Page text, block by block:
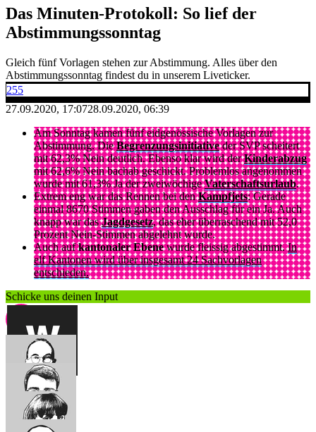
Das Minuten-Protokoll: So lief der
Abstimmungssonntag
Gleich fünf Vorlagen stehen zur Abstimmung. Alles über den
Abstimmungssonntag findest du in unserem Liveticker.
255
27.09.2020, 17:0728.09.2020, 06:39
Am Sonntag kamen fünf eidgenössische Vorlagen zur
Abstimmung. DieBegrenzungsinitiativeder SVP scheitert
mit 62,3% Nein deutlich. Ebenso klar wird derKinderabzug
mit 62,6% Nein bachab geschickt. Problemlos angenommen
wurde mit 61,3% Ja der zweiwöchigeVaterschaftsurlaub.
Extrem eng war das Rennen bei denKampfjets: Gerade
einmal 8670 Stimmen gaben den Ausschlag für ein Ja. Auch
knapp war dasJagdgesetz, das eher überraschend mit 52,0
Prozent Nein-Stimmen abgelehnt wurde.
Auch aufkantonaler Ebenewurde fleissig abgestimmt.In
elf Kantonen wird über insgesamt 24 Sachvorlagen
entschieden.
Schicke uns deinen Input